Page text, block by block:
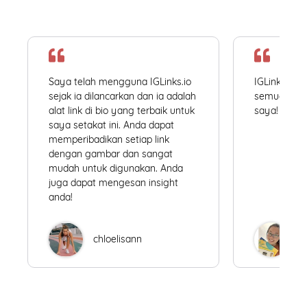
Saya telah mengguna IGLinks.io
sejak ia dilancarkan dan ia adalah
alat link di bio yang terbaik untuk
saya setakat ini. Anda dapat
memperibadikan setiap link
dengan gambar dan sangat
mudah untuk digunakan. Anda
juga dapat mengesan insight
anda!
chloelisann
IGLinks.io
semua
saya!